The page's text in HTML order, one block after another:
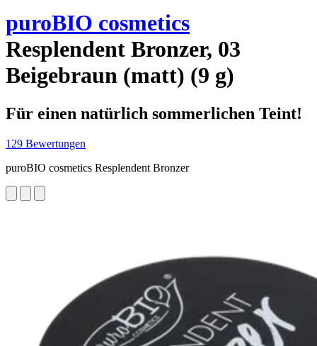
puroBIO cosmetics
Resplendent Bronzer, 03
Beigebraun (matt) (9 g)
Für einen natürlich sommerlichen Teint!
129 Bewertungen
puroBIO cosmetics Resplendent Bronzer